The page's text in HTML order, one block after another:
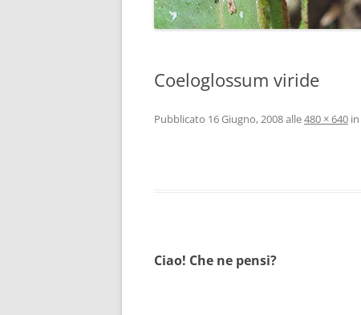
Coeloglossum viride
Pubblicato 16 Giugno, 2008alle480 × 640 in
Ciao! Che ne pensi?